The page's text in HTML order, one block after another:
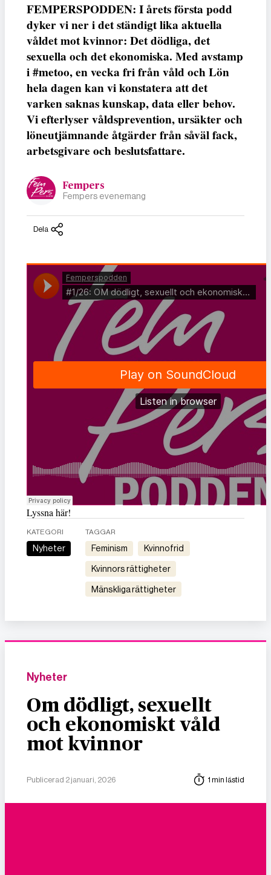
FEMPERSPODDEN: I årets första podd
dyker vi ner i det ständigt lika aktuella
våldet mot kvinnor: Det dödliga, det
sexuella och det ekonomiska. Med avstamp
i #metoo, en vecka fri från våld och Lön
hela dagen kan vi konstatera att det
varken saknas kunskap, data eller behov.
Vi efterlyser våldsprevention, ursäkter och
löneutjämnande åtgärder från såväl fack,
arbetsgivare och beslutsfattare.
Fempers
Fempers evenemang
Dela
Lyssna här!
KATEGORI
Nyheter
TAGGAR
feminism kvinnofrid
kvinnors rättigheter
mänskliga rättigheter
Nyheter
Om dödligt, sexuellt
och ekonomiskt våld
mot kvinnor
Publicerad 2 januari, 2026 1 min lästid